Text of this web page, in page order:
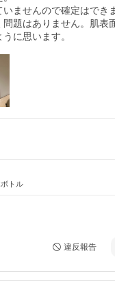
いませんので確定はでき
題はありません。肌表
に思います。
トル
違反報告